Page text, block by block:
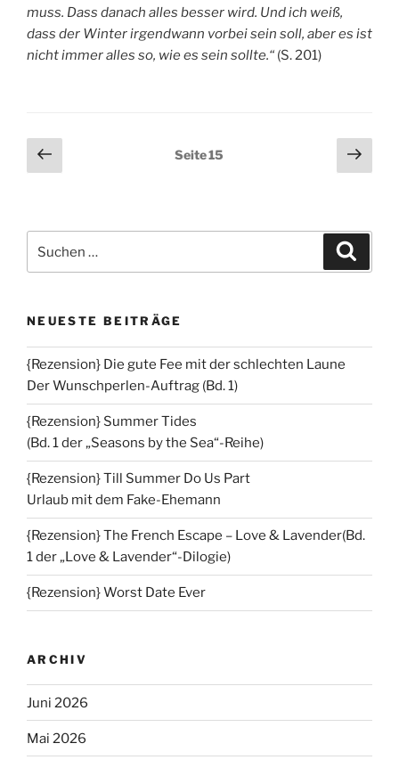
muss. Dass danach alles besser wird. Und ich weiß,
dass der Winter irgendwann vorbei sein soll, aber es ist
nicht immer alles so, wie es sein sollte.“ (S. 201)
Seitennummerierung
der
Vorherige
Seite
Seite15
nach:
NEUESTE BEITRÄGE
{Rezension} Die gute Fee mit der schlechten Laune
Der Wunschperlen-Auftrag (Bd. 1)
{Rezension} Summer Tides
(Bd. 1 der „Seasons by the Sea“-Reihe)
{Rezension} Till Summer Do Us Part
Urlaub mit dem Fake-Ehemann
{Rezension} The French Escape – Love & Lavender(Bd.
1 der „Love & Lavender“-Dilogie)
{Rezension} Worst Date Ever
ARCHIV
Juni 2026
Mai 2026